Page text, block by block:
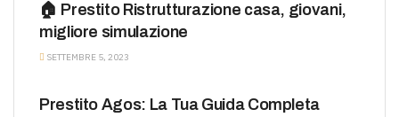
🏠 Prestito Ristrutturazione casa, giovani,
migliore simulazione
SETTEMBRE 5, 2023
Prestito Agos: La Tua Guida Completa